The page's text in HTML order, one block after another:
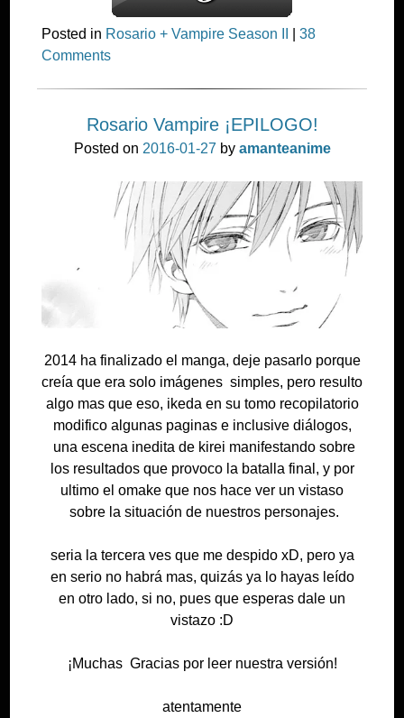
Posted in Rosario + Vampire Season II |38
Comments
Rosario Vampire ¡EPILOGO!
Posted on 2016-01-27 by amanteanime
2014 ha finalizado el manga, deje pasarlo porque
creía que era solo imágenes simples, pero resulto
algo mas que eso, ikeda en su tomo recopilatorio
modifico algunas paginas e inclusive diálogos,
una escena inedita de kirei manifestando sobre
los resultados que provoco la batalla final, y por
ultimo el omake que nos hace ver un vistaso
sobre la situación de nuestros personajes.
seria la tercera ves que me despido xD, pero ya
en serio no habrá mas, quizás ya lo hayas leído
en otro lado, si no, pues que esperas dale un
vistazo :D
¡Muchas Gracias por leer nuestra versión!
atentamente